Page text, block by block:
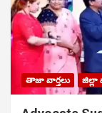
తాజా వార్తలు జిల్లా